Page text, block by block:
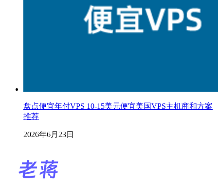
盘点便宜年付VPS 10-15美元便宜美国VPS主机商和方案
推荐
2026年6月23日